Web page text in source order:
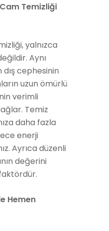
Temizliği
yalnızca
Aynı
dış cephesinin
uzun ömürlü
verimli
Temiz
daha fazla
enerji
Ayrıca düzenli
değerini
Hemen